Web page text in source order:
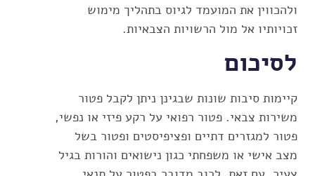
ולהכווין את המועמד לגיוס בתהליך מימוש
זכויותיו אל מול הרשויות הצבאיות.
לסיכום
קיימות סיבות שונות שבגינן ניתן לקבל פטור
משירות צבאי. פטור רפואי על רקע פיזי או נפשי,
פטור למגזרים דתיים ופציפיסטים ופטור בשל
מצב אישי או משפחתי כגון נישואים והורות בגיל